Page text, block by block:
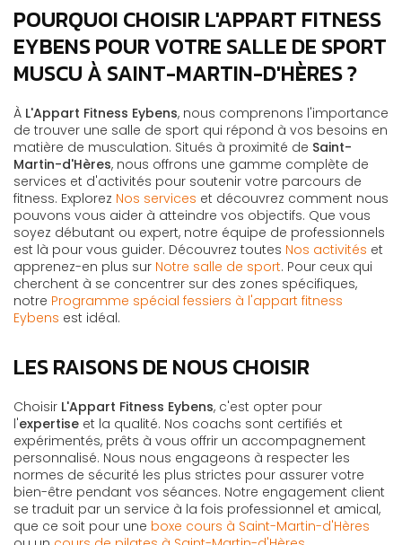
POURQUOI CHOISIR L'APPART FITNESS
EYBENS POUR VOTRE SALLE DE SPORT
MUSCU À SAINT-MARTIN-D'HÈRES ?
À L'Appart Fitness Eybens, nous comprenons l'importance
de trouver une salle de sport qui répond à vos besoins en
matière de musculation. Situés à proximité de Saint-
Martin-d'Hères, nous offrons une gamme complète de
services et d'activités pour soutenir votre parcours de
fitness. Explorez Nos services et découvrez comment nous
pouvons vous aider à atteindre vos objectifs. Que vous
soyez débutant ou expert, notre équipe de professionnels
est là pour vous guider. Découvrez toutes Nos activités et
apprenez-en plus sur Notre salle de sport. Pour ceux qui
cherchent à se concentrer sur des zones spécifiques,
notre Programme spécial fessiers à l'appart fitness
Eybens est idéal.
LES RAISONS DE NOUS CHOISIR
Choisir L'Appart Fitness Eybens, c'est opter pour
l'expertise et la qualité. Nos coachs sont certifiés et
expérimentés, prêts à vous offrir un accompagnement
personnalisé. Nous nous engageons à respecter les
normes de sécurité les plus strictes pour assurer votre
bien-être pendant vos séances. Notre engagement client
se traduit par un service à la fois professionnel et amical,
que ce soit pour une boxe cours à Saint-Martin-d'Hères